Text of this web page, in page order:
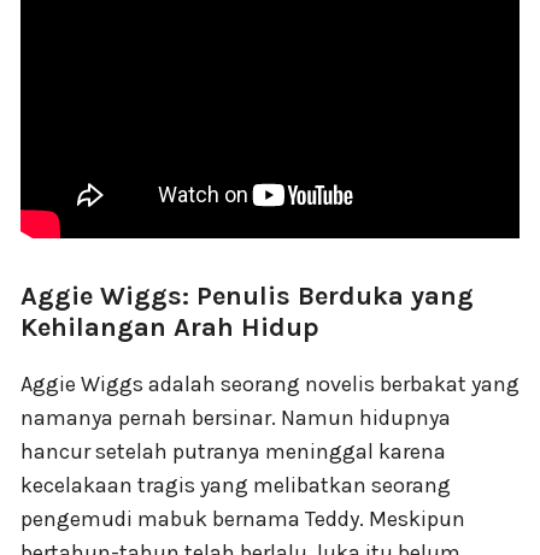
Aggie Wiggs: Penulis Berduka yang
Kehilangan Arah Hidup
Aggie Wiggs adalah seorang novelis berbakat yang
namanya pernah bersinar. Namun hidupnya
hancur setelah putranya meninggal karena
kecelakaan tragis yang melibatkan seorang
pengemudi mabuk bernama Teddy. Meskipun